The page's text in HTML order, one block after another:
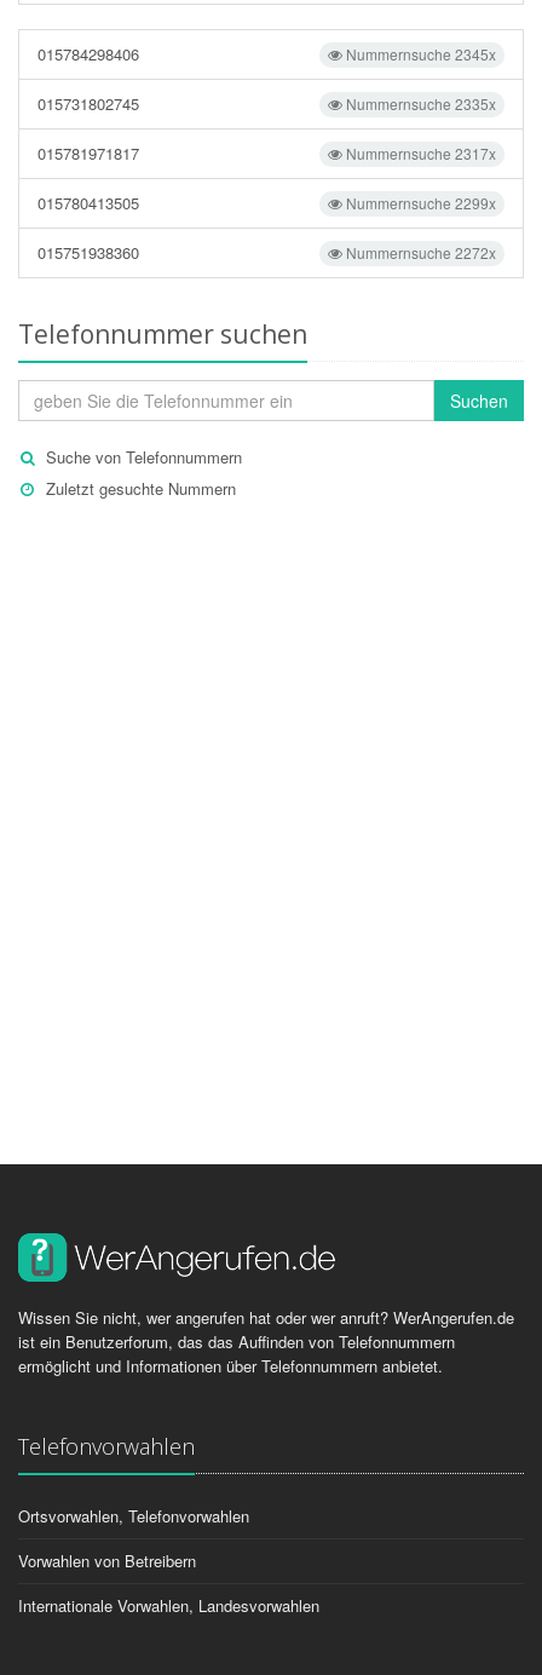
Nummernsuche 2345x
015784298406
Nummernsuche 2335x
015731802745
Nummernsuche 2317x
015781971817
Nummernsuche 2299x
015780413505
Nummernsuche 2272x
015751938360
Telefonnummer suchen
Suchen
Suche von Telefonnummern
Zuletzt gesuchte Nummern
Wissen Sie nicht, wer angerufen hat oder wer anruft? WerAngerufen.de
ist ein Benutzerforum, das das Auffinden von Telefonnummern
ermöglicht und Informationen über Telefonnummern anbietet.
Telefonvorwahlen
Ortsvorwahlen, Telefonvorwahlen
Vorwahlen von Betreibern
Internationale Vorwahlen, Landesvorwahlen